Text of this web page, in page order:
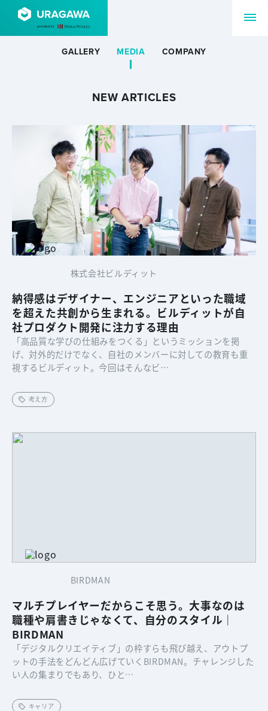
GALLERY MEDIA COMPANY
NEW ARTICLES
株式会社ビルディット
納得感はデザイナー、エンジニアといった職域
を超えた共創から生まれる。ビルディットが自
社プロダクト開発に注力する理由
「高品質な学びの仕組みをつくる」というミッションを掲
げ、対外的だけでなく、自社のメンバーに対しての教育も重
視するビルディット。今回はそんなビ…
考え方
BIRDMAN
マルチプレイヤーだからこそ思う。大事なのは
職種や肩書きじゃなくて、自分のスタイル｜
BIRDMAN
「デジタルクリエイティブ」の枠すらも飛び越え、アウトプ
ットの手法をどんどん広げていくBIRDMAN。チャレンジした
い人の集まりでもあり、ひと…
キャリア